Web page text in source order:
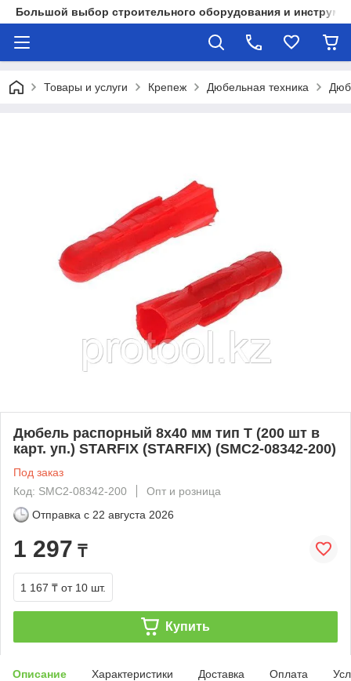
Большой выбор строительного оборудования и
Товары и услуги Крепеж Дюбельная техника
Дюбель распорный 8х40 мм тип T (200 шт в
карт. уп.) STARFIX (STARFIX) (SMC2-08342-200)
Под заказ
Код: SMC2-08342-200
Опт и розница
Отправка с 22 августа 2026
1 297 ₸
1 167 ₸ от 10 шт.
Купить
Описание Характеристики Доставка Оплата